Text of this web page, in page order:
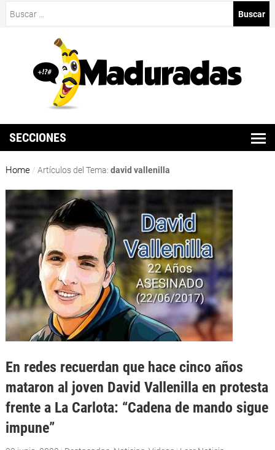
SECCIONES
Home / Artículos del Tema: david vallenilla
En redes recuerdan que hace cinco años
mataron al joven David Vallenilla en protesta
frente a La Carlota: “Cadena de mando sigue
impune”